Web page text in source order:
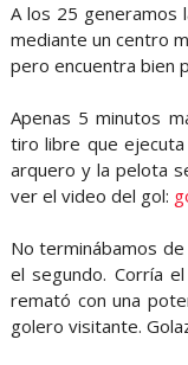
A los 25 generamos
mediante un centro
pero encuentra bien
Apenas 5 minutos
tiro libre que
arquero y la pelota
ver el video del gol:
No terminábamos
el segundo. Corría
remató con una
golero visitante.